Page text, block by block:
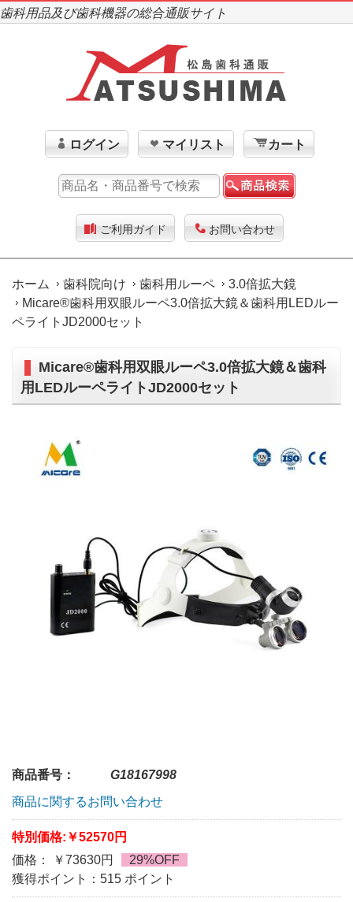
歯科用品及び歯科機器の総合通販サイト
ログイン マイリスト カート
ご利用ガイド お問い合わせ
ホーム 歯科院向け 歯科用ルーペ
3.0倍拡大鏡
Micare®歯科用双眼ルーペ3.0倍拡大鏡＆歯科用LEDルー
ペライトJD2000セット
Micare®歯科用双眼ルーペ3.0倍拡大鏡＆歯科
用LEDルーペライトJD2000セット
商品番号：
G18167998
商品に関するお問い合わせ
特別価格: ￥52570円
価格： ￥73630円
29%OFF
獲得ポイント：515 ポイント